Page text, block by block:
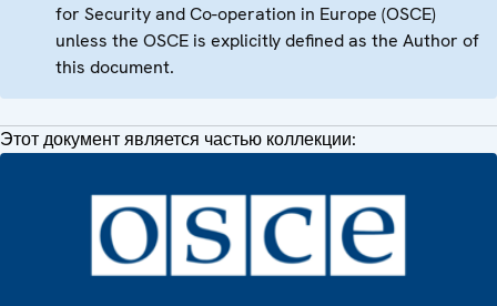
for Security and Co-operation in Europe (OSCE)
unless the OSCE is explicitly defined as the Author of
this document.
Этот документ является частью коллекции: